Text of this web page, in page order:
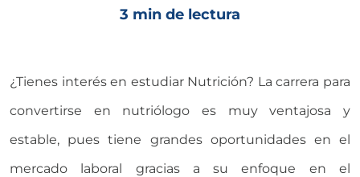
3 min de lectura
¿Tienes interés en estudiar Nutrición? La carrera para
convertirse en nutriólogo es muy ventajosa y
estable, pues tiene grandes oportunidades en el
mercado laboral gracias a su enfoque en el